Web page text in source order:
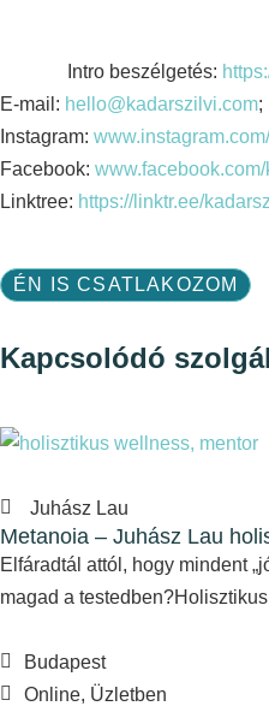
Intro beszélgetés:
E-mail: hello@kadarszilvi.com;
Instagram:
Facebook:
Linktree: https://linktr.ee/
ÉN IS CSATLAKOZOM
Kapcsolódó
Juhász Lau
Metanoia – Juhász Lau
Elfáradtál attól, hogy mindent
magad a
Budapest
Online, Üzletben